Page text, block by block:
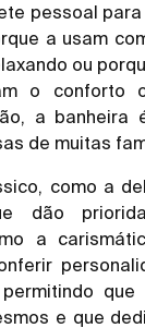
pessoal
a usam
ou
o conforto
a banheira
de muitas
como a
dão
a
que
e que